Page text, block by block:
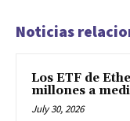
Noticias
Los ETF de
millones a
July 30, 2026